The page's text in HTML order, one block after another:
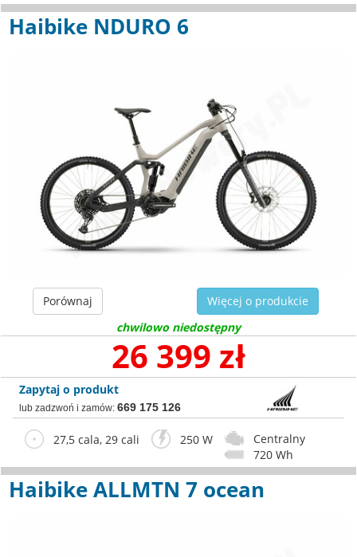
Haibike NDURO 6
Porównaj
Więcej o produkcie
chwilowo niedostępny
26 399 zł
Zapytaj o produkt
lub zadzwoń i zamów: 669 175 126
27,5 cala, 29 cali 250 W
Centralny
720 Wh
Haibike ALLMTN 7 ocean